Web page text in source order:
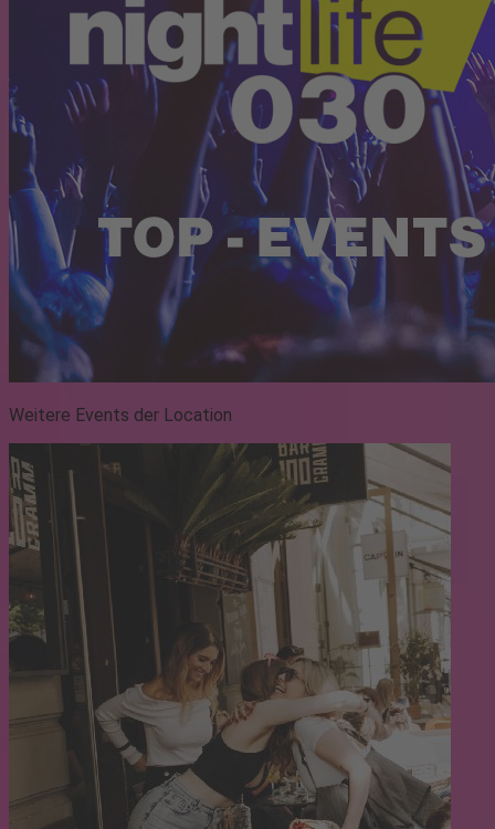
Weitere Events der Location